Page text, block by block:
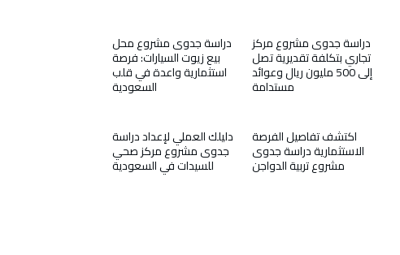
دراسة جدوى مشروع محل
بيع زيوت السيارات: فرصة
استثمارية واعدة في قلب
السعودية
دراسة جدوى مشروع مركز
تجاري بتكلفة تقديرية تصل
إلى 500 مليون ريال وعوائد
مستدامة
دليلك العملي لإعداد دراسة
جدوى مشروع مركز صحي
للسيدات في السعودية
اكتشف تفاصيل الفرصة
الاستثمارية دراسة جدوى
مشروع تربية الدواجن